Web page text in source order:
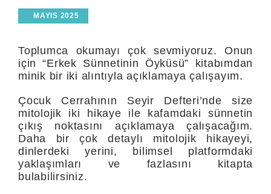
MAYIS 2025
Toplumca okumayı çok sevmiyoruz. Onun
için “Erkek Sünnetinin Öyküsü” kitabımdan
minik bir iki alıntıyla açıklamaya çalışayım.
Çocuk Cerrahının Seyir Defteri’nde size
mitolojik iki hikaye ile kafamdaki sünnetin
çıkış noktasını açıklamaya çalışacağım.
Daha bir çok detaylı mitolojik hikayeyi,
dinlerdeki yerini, bilimsel platformdaki
yaklaşımları ve fazlasını kitapta
bulabilirsiniz.